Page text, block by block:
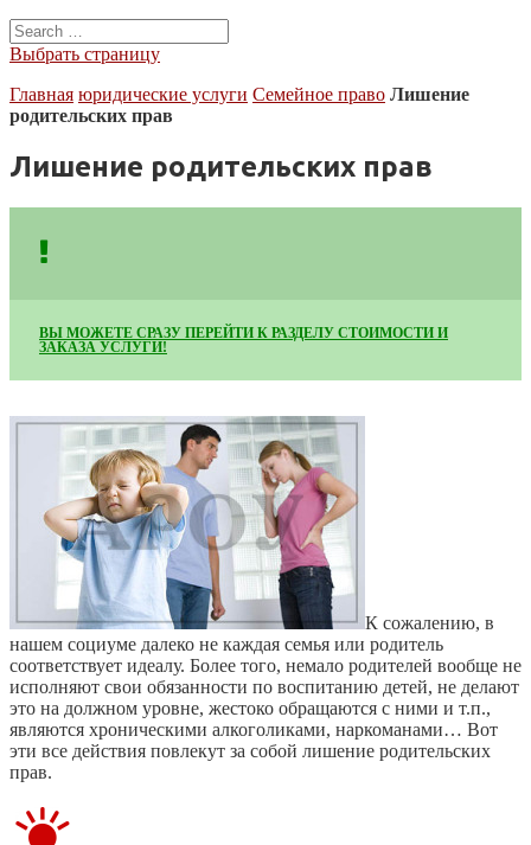
Выбрать страницу
Главная юридические услуги Семейное право Лишение
родительских прав
Лишение родительских прав
ВЫ МОЖЕТЕ СРАЗУ ПЕРЕЙТИ К РАЗДЕЛУ СТОИМОСТИ И
ЗАКАЗА УСЛУГИ!
К сожалению, в
нашем социуме далеко не каждая семья или родитель
соответствует идеалу. Более того, немало родителей вообще не
исполняют свои обязанности по воспитанию детей, не делают
это на должном уровне, жестоко обращаются с ними и т.п.,
являются хроническими алкоголиками, наркоманами… Вот
эти все действия повлекут за собой лишение родительских
прав.